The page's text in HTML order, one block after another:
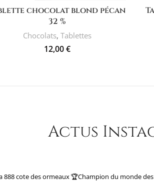
chocolat blond pécan
32 %
Chocolats, Tablettes
12,00€
Actus
888 cote des ormeaux🏆Champion du monde